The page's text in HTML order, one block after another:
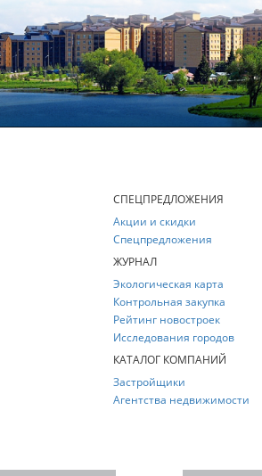
СПЕЦПРЕДЛОЖЕНИЯ
Акции и скидки
Спецпредложения
ЖУРНАЛ
Экологическая карта
Контрольная закупка
Рейтинг новостроек
Исследования городов
КАТАЛОГ КОМПАНИЙ
Застройщики
Агентства недвижимости